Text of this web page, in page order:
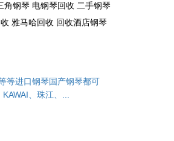
钢琴 电钢琴回收 二手钢琴
雅马哈回收 回收酒店钢琴
等进口钢琴国产钢琴都可
、珠江、...